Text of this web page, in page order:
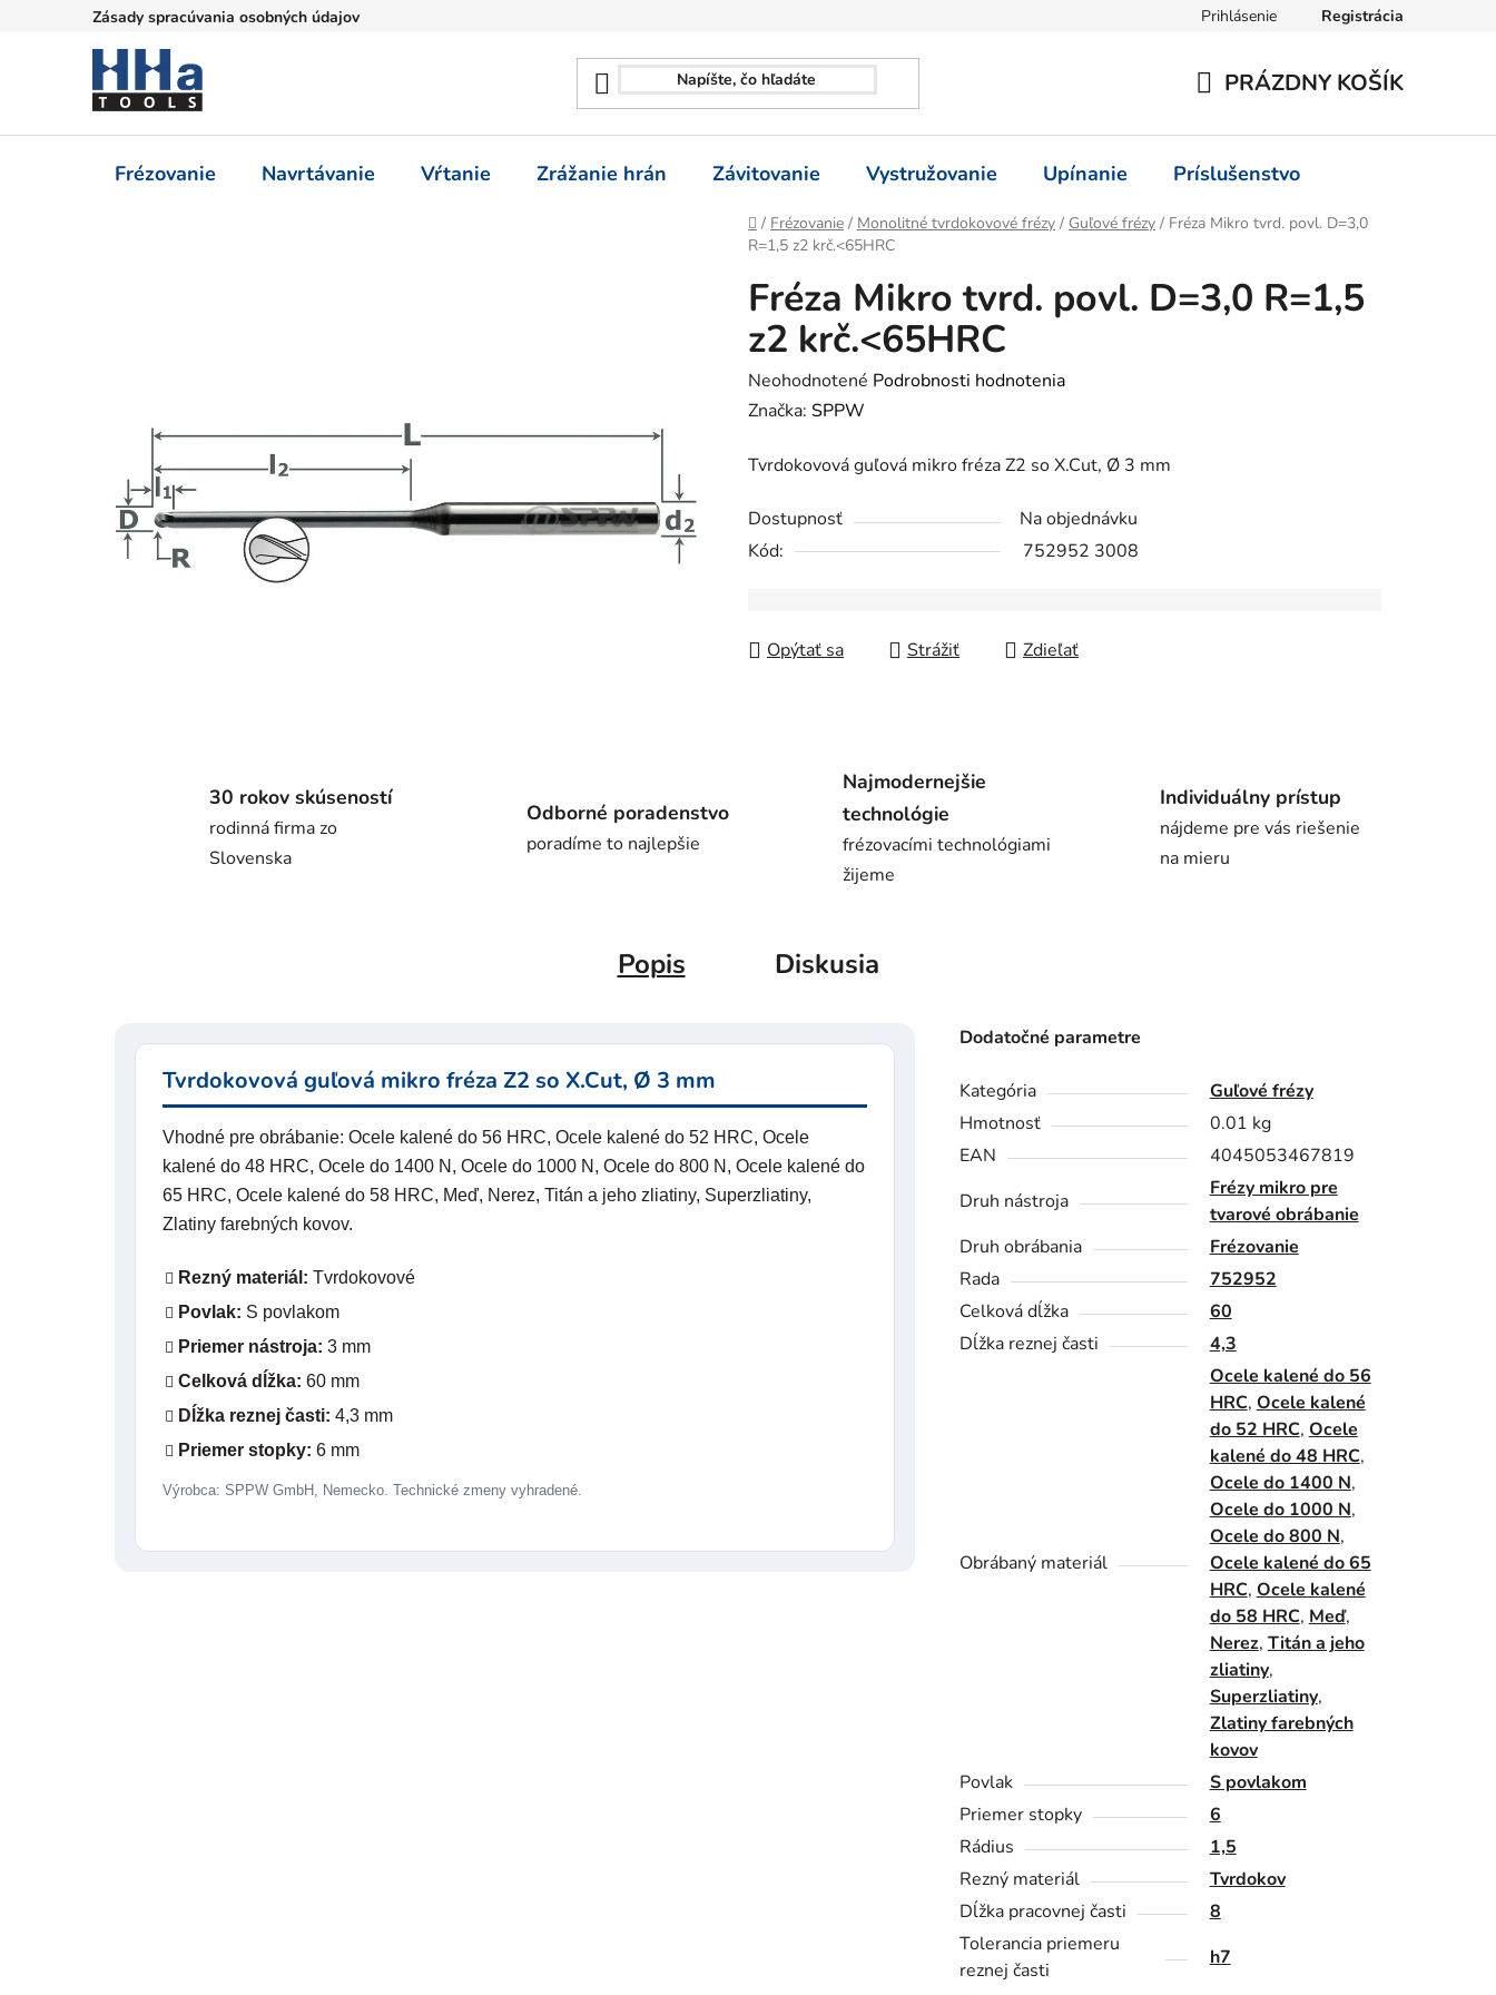
Zásady spracúvania osobných údajov Prihlásenie Registrácia
KOŠÍK
PRÁZDNY KOŠÍK
Frézovanie Navrtávanie Vŕtanie Zrážanie hrán Závitovanie Vystružovanie Upínanie Príslušenstvo
Domov
/ Frézovanie / Monolitné tvrdokovové frézy / Guľové frézy / Fréza Mikro tvrd. povl. D=3,0
R=1,5 z2 krč.<65HRC
Fréza Mikro tvrd. povl. D=3,0 R=1,5
z2 krč.<65HRC
Priemerné
hodnotenie
je
z
5
Neohodnotené Podrobnosti hodnotenia
Značka: SPPW
Tvrdokovová guľová mikro fréza Z2 so X.Cut, Ø 3 mm
Dostupnosť
Na objednávku
Kód:
752952 3008
Opýtať sa Strážiť Zdieľať
30 rokov skúseností
rodinná firma zo
Slovenska
Odborné poradenstvo
poradíme to najlepšie
Najmodernejšie
technológie
frézovacími technológiami
žijeme
Individuálny prístup
nájdeme pre vás riešenie
na mieru
Popis Diskusia
Tvrdokovová guľová mikro fréza Z2 so X.Cut, Ø 3 mm
Vhodné pre obrábanie: Ocele kalené do 56 HRC, Ocele kalené do 52 HRC, Ocele
kalené do 48 HRC, Ocele do 1400 N, Ocele do 1000 N, Ocele do 800 N, Ocele kalené do
65 HRC, Ocele kalené do 58 HRC, Meď, Nerez, Titán a jeho zliatiny, Superzliatiny,
Zlatiny farebných kovov.
Rezný materiál: Tvrdokovové
Povlak: S povlakom
Priemer nástroja: 3 mm
Celková dĺžka: 60 mm
Dĺžka reznej časti: 4,3 mm
Priemer stopky: 6 mm
Výrobca: SPPW GmbH, Nemecko. Technické zmeny vyhradené.
Dodatočné parametre
Kategória
Guľové frézy
Hmotnosť
0.01 kg
EAN
4045053467819
Druh nástroja
Frézy mikro pre
tvarové obrábanie
Druh obrábania
Frézovanie
Rada
752952
Celková dĺžka
60
Dĺžka reznej časti
4,3
Obrábaný materiál
Ocele kalené do 56
HRC, Ocele kalené
do 52 HRC, Ocele
kalené do 48 HRC,
Ocele do 1400 N,
Ocele do 1000 N,
Ocele do 800 N,
Ocele kalené do 65
HRC, Ocele kalené
do 58 HRC, Meď,
Nerez, Titán a jeho
zliatiny,
Superzliatiny,
Zlatiny farebných
kovov
Povlak
S povlakom
Priemer stopky
6
Rádius
1,5
Rezný materiál
Tvrdokov
Dĺžka pracovnej časti
8
Tolerancia priemeru
reznej časti
h7